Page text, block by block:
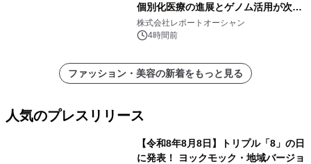
個別化医療の進展とゲノム活用が次世
代ヘルスケア投資を加速
株式会社レポートオーシャン
4時間前
ファッション・美容の新着をもっと見る
人気のプレスリリース
【令和8年8月8日】トリプル「8」の日
に発表！ ヨックモック・地域バージョ